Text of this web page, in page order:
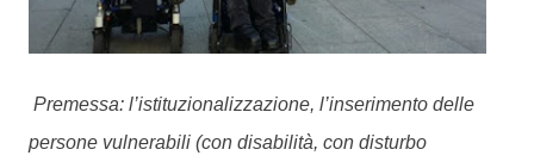
Premessa: l’istituzionalizzazione, l’inserimento delle
persone vulnerabili (con disabilità, con disturbo